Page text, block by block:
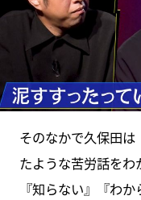
そのなかで久保田は
たような苦労話をわ
『知らない』『わ